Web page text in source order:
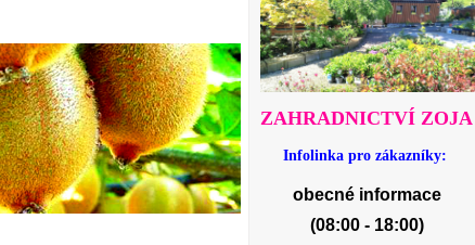
ZAHRADNICTVÍ ZOJA
Infolinka pro zákazníky:
obecné informace
(08:00 - 18:00)